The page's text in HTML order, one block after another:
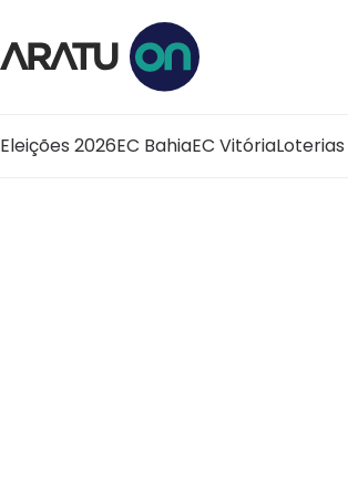
Eleições 2026EC BahiaEC VitóriaLoterias